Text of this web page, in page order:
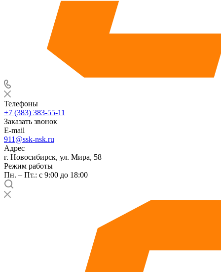
Телефоны
+7 (383) 383-55-11
Заказать звонок
E-mail
911@ssk-nsk.ru
Адрес
г. Новосибирск, ул. Мира, 58
Режим работы
Пн. – Пт.: с 9:00 до 18:00